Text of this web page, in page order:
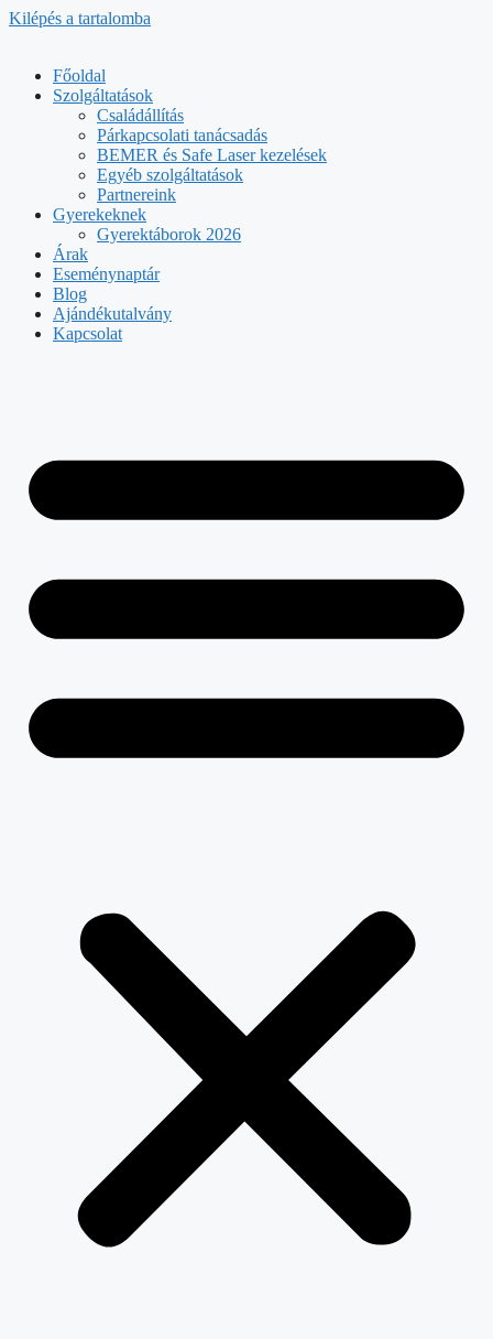
Kilépés a tartalomba
Főoldal
Szolgáltatások
Családállítás
Párkapcsolati tanácsadás
BEMER és Safe Laser kezelések
Egyéb szolgáltatások
Partnereink
Gyerekeknek
Gyerektáborok 2026
Árak
Eseménynaptár
Blog
Ajándékutalvány
Kapcsolat